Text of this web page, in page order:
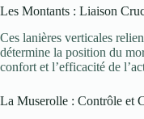
Les Montants : Liaison
Ces lanières verticales
détermine la position du
confort et l’efficacité de
La Muserolle : Contrôle et